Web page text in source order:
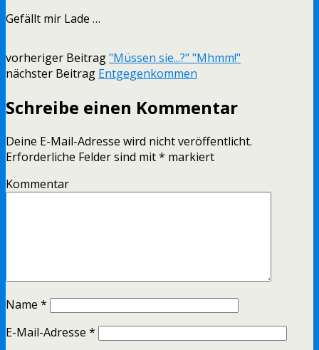
Gefällt mir Lade …
vorheriger Beitrag"Müssen sie...?" "Mhmm!"
nächster Beitrag Entgegenkommen
Schreibe einen Kommentar
Deine E-Mail-Adresse wird nicht veröffentlicht.
Erforderliche Felder sind mit* markiert
Kommentar
Name *
E-Mail-Adresse *